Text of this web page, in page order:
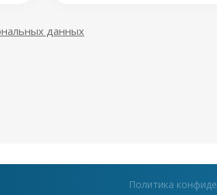
данных
Политика